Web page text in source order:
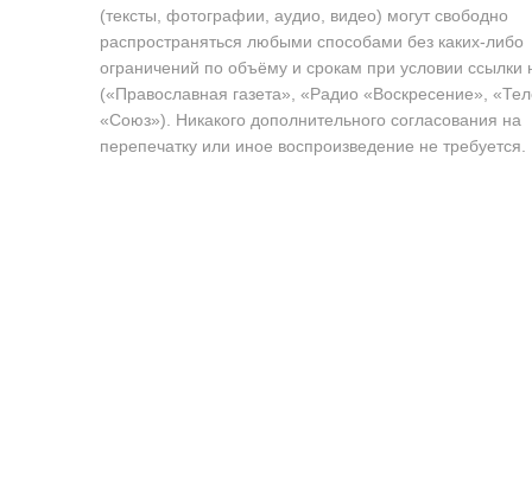
(тексты, фотографии, аудио, видео) могут свободно
распространяться любыми способами без каких-либо
ограничений по объёму и срокам при условии ссылки
(«Православная газета», «Радио «Воскресение»,
«Союз»). Никакого дополнительного согласования на
перепечатку или иное воспроизведение не требуется.